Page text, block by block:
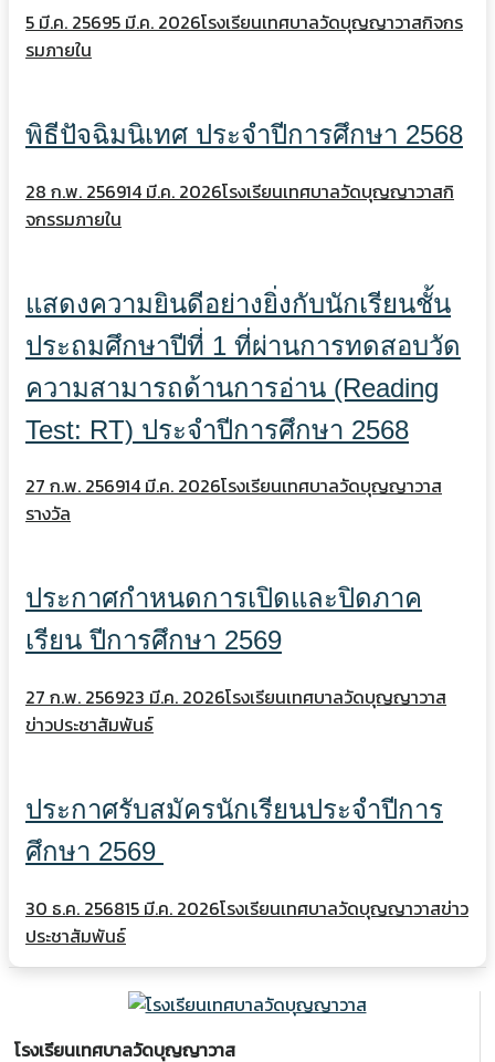
5 มี.ค. 25695 มี.ค. 2026โรงเรียนเทศบาลวัดบุญญาวาสกิจกร
รมภายใน
พิธีปัจฉิมนิเทศ ประจำปีการศึกษา 2568
28 ก.พ. 256914 มี.ค. 2026โรงเรียนเทศบาลวัดบุญญาวาสกิ
จกรรมภายใน
แสดงความยินดีอย่างยิ่งกับนักเรียนชั้น
ประถมศึกษาปีที่ 1 ที่ผ่านการทดสอบวัด
ความสามารถด้านการอ่าน (Reading
Test: RT) ประจำปีการศึกษา 2568
27 ก.พ. 256914 มี.ค. 2026โรงเรียนเทศบาลวัดบุญญาวาส
รางวัล
ประกาศกำหนดการเปิดและปิดภาค
เรียน ปีการศึกษา 2569
27 ก.พ. 256923 มี.ค. 2026โรงเรียนเทศบาลวัดบุญญาวาส
ข่าวประชาสัมพันธ์
ประกาศรับสมัครนักเรียนประจำปีการ
ศึกษา 2569
30 ธ.ค. 256815 มี.ค. 2026โรงเรียนเทศบาลวัดบุญญาวาสข่าว
ประชาสัมพันธ์
โรงเรียนเทศบาลวัดบุญญาวาส